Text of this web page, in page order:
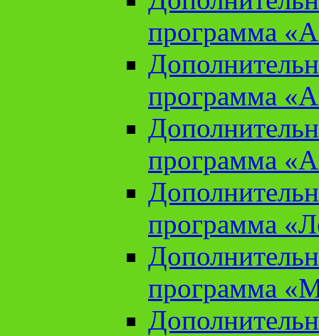
программа
программа
программа
программа
программа